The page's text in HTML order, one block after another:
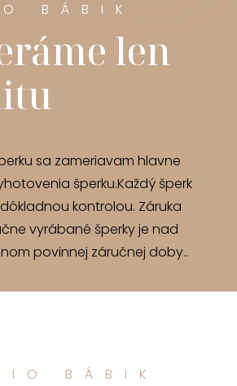
BÁBIK
len
sa zameriavam hlavne
šperku.Každý šperk
kontrolou. Záruka
vyrábané šperky je nad
povinnej záručnej doby..
BÁBIK